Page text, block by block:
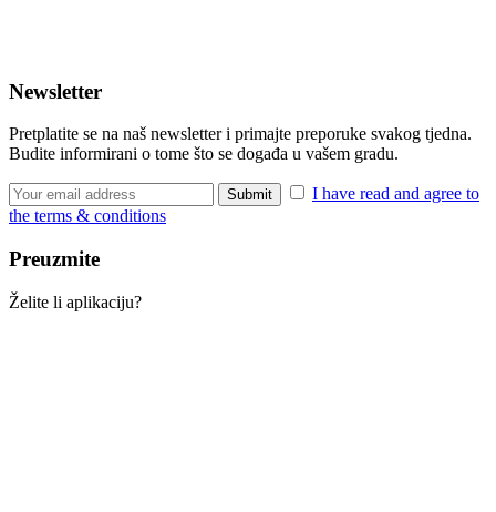
Newsletter
Pretplatite se na naš newsletter i primajte preporuke svakog tjedna.
Budite informirani o tome što se događa u vašem gradu.
I have read and agree to
the terms & conditions
Preuzmite
Želite li aplikaciju?